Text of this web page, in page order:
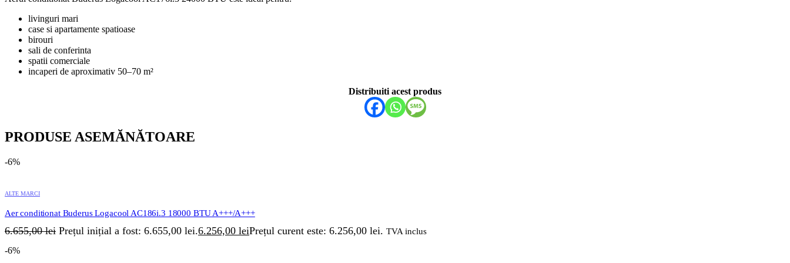
livinguri mari
case si apartamente spatioase
birouri
sali de conferinta
spatii comerciale
incaperi de aproximativ 50–70 m²
Distribuiti acest produs
PRODUSE ASEMĂNĂTOARE
-6%
ALTE MARCI
Aer conditionat Buderus Logacool AC186i.3 18000 BTU A+++/A+++
6.655,00lei Prețul inițial a fost: 6.655,00 lei.6.256,00 leiPrețul curent este: 6.256,00 lei. TVA inclus
-6%